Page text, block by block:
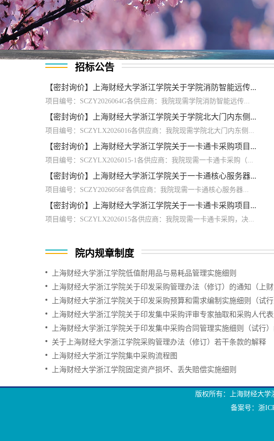
招标公告
【密封询价】上海财经大学浙江学院关于学院消防智能远传...
项目编号：SCZY2026064G各供应商：我院现需学院消防智能远传...
【密封询价】上海财经大学浙江学院关于学院北大门内东侧...
项目编号：SCZYLX2026016各供应商：我院现需学院北大门内东侧...
【密封询价】上海财经大学浙江学院关于一卡通卡采购项目...
项目编号：SCZYLX2026015-1各供应商：我院现需一卡通卡采购（...
【密封询价】上海财经大学浙江学院关于一卡通核心服务器...
项目编号：SCZY2026056F各供应商：我院现需一卡通核心服务器...
【密封询价】上海财经大学浙江学院关于一卡通卡采购项目...
项目编号：SCZYLX2026015各供应商：我院现需一卡通卡采购，决...
院内规章制度
上海财经大学浙江学院低值耐用品与易耗品管理实施细则
上海财经大学浙江学院关于印发采购管理办法（修订）的通知（上
上海财经大学浙江学院关于印发采购预算和需求编制实施细则（试
上海财经大学浙江学院关于印发集中采购评审专家抽取和采购人代
上海财经大学浙江学院关于印发集中采购合同管理实施细则（试行
关于上海财经大学浙江学院采购管理办法（修订）若干条款的解释
上海财经大学浙江学院集中采购流程图
上海财经大学浙江学院固定资产损坏、丢失赔偿实施细则
版权所有：上海财经大
备案号： 浙